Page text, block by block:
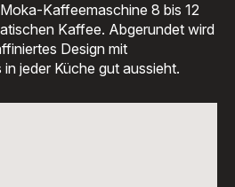
Kaffeemaschine 8 bis 12
Kaffee. Abgerundet wird
Design mit
jeder Küche gut aussieht.